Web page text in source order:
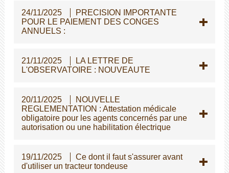
24/11/2025
PRECISION IMPORTANTE
POUR LE PAIEMENT DES CONGES
ANNUELS :
21/11/2025
LA LETTRE DE
L'OBSERVATOIRE : NOUVEAUTE
20/11/2025
NOUVELLE
REGLEMENTATION : Attestation médicale
obligatoire pour les agents concernés par une
autorisation ou une habilitation électrique
19/11/2025
Ce dont il faut s'assurer avant
d'utiliser un tracteur tondeuse